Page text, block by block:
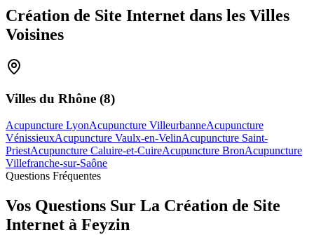
Création de Site Internet dans les Villes
Voisines
Villes du Rhône (8)
Acupuncture LyonAcupuncture VilleurbanneAcupuncture
VénissieuxAcupuncture Vaulx-en-VelinAcupuncture Saint-
PriestAcupuncture Caluire-et-CuireAcupuncture BronAcupuncture
Villefranche-sur-Saône
Questions Fréquentes
Vos Questions Sur La Création de Site
Internet à Feyzin